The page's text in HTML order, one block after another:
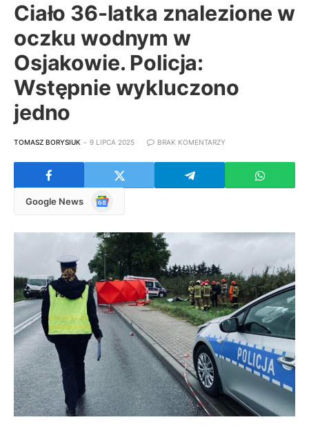
Ciało 36-latka znalezione w
oczku wodnym w
Osjakowie. Policja:
Wstępnie wykluczono
jedno
TOMASZ BORYSIUK 9 LIPCA 2025 BRAK KOMENTARZY
Google News
Google